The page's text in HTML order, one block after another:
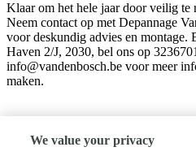
Klaar om het hele jaar door veilig te
Neem contact op met Depannage
voor deskundig advies en montage.
Haven 2/J, 2030, bel ons op
info@vandenbosch.be voor meer
maken.
We value your privacy